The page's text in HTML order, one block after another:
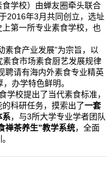
学校）由蝉友圈牵头联合
2016年3月共同创立，选址
第一所专业素食学校，也
素食产业发展”为宗旨，以
素食市场素食厨艺发展规律
聘请有海内外素食专业精英
办学特色鲜明。
学校提出了当代素食标准，
科研任务，摸索出了一套
系，与3所大学专业学者团队
禅茶养生”教学系统，全面